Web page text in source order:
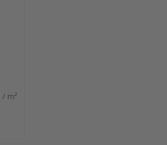
/ m²